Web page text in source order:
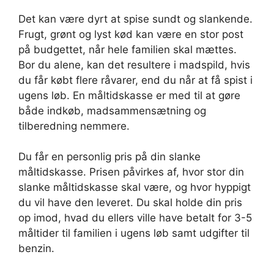
Det kan være dyrt at spise sundt og slankende.
Frugt, grønt og lyst kød kan være en stor post
på budgettet, når hele familien skal mættes.
Bor du alene, kan det resultere i madspild, hvis
du får købt flere råvarer, end du når at få spist i
ugens løb. En måltidskasse er med til at gøre
både indkøb, madsammensætning og
tilberedning nemmere.
Du får en personlig pris på din slanke
måltidskasse. Prisen påvirkes af, hvor stor din
slanke måltidskasse skal være, og hvor hyppigt
du vil have den leveret. Du skal holde din pris
op imod, hvad du ellers ville have betalt for 3-5
måltider til familien i ugens løb samt udgifter til
benzin.